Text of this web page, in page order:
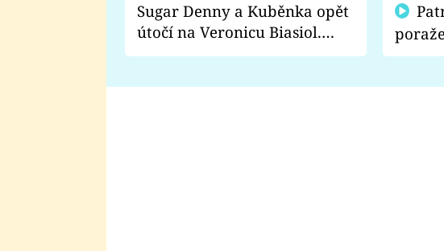
Sugar Denny a Kuběnka opět
útočí na Veronicu Biasiol.
Proč je podle nich falešná a